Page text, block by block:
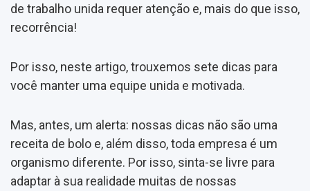
de trabalho unida requer atenção e, mais do que isso,
recorrência!
Por isso, neste artigo, trouxemos sete dicas para
você manter uma equipe unida e motivada.
Mas, antes, um alerta: nossas dicas não são uma
receita de bolo e, além disso, toda empresa é um
organismo diferente. Por isso, sinta-se livre para
adaptar à sua realidade muitas de nossas